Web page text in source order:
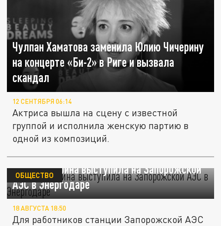
Чулпан Хаматова заменила Юлию Чичерину
на концерте «Би-2» в Риге и вызвала
скандал
12 СЕНТЯБРЯ 06:14
Актриса вышла на сцену с известной
группой и исполнила женскую партию в
одной из композиций.
Юлия Чичерина выступила на Запорожской
АЭС в Энергодаре
ОБЩЕСТВО
18 АВГУСТА 18:50
Для работников станции Запорожской АЭС